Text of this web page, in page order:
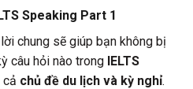
Speaking Part 1
chung sẽ giúp bạn không bị
câu hỏi nào trong IELTS
cả chủ đề du lịch và kỳ nghỉ.